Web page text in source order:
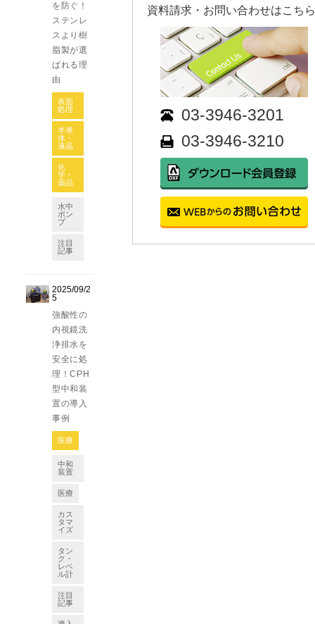
を防ぐ！
ステンレ
スより樹
脂製が選
ばれる理
由
表面
処理
半導
体・
液晶
化
学・
薬品
水中
ポン
プ
注目
記事
2025/09/2
5
強酸性の
内視鏡洗
浄排水を
安全に処
理！CPH
型中和装
置の導入
事例
医療
中和
装置
医療
カス
タマ
イズ
タン
ク・
レベ
ル計
注目
記事
資料請求・お問い合わせはこち
03-3946-3201
03-3946-3210